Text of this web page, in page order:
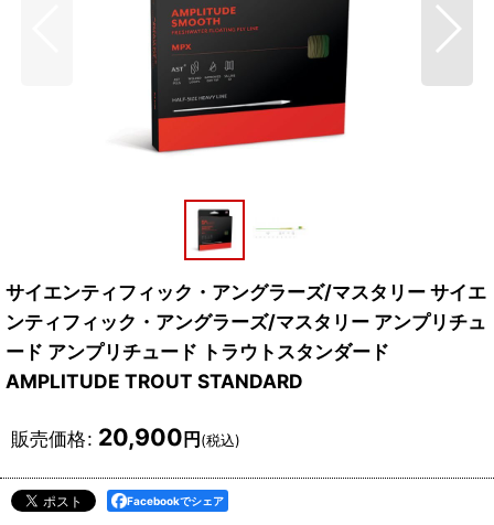
サイエンティフィック・アングラーズ/マスタリー サイエ
ンティフィック・アングラーズ/マスタリー アンプリチュ
ード アンプリチュード トラウトスタンダード
AMPLITUDE TROUT STANDARD
販売価格: 20,900 円 (税込)
Facebookでシェア